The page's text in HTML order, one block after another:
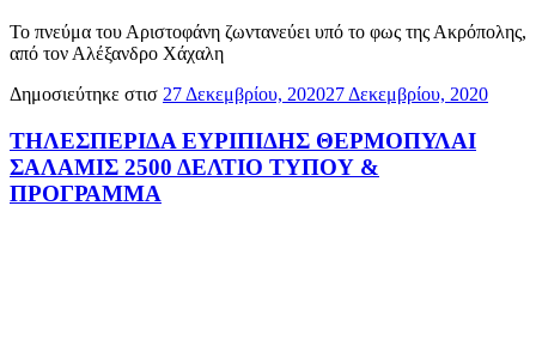
Το πνεύμα του Αριστοφάνη ζωντανεύει υπό το φως της Ακρόπολης,
από τον Αλέξανδρο Χάχαλη
Δημοσιεύτηκε στισ 27 Δεκεμβρίου, 202027 Δεκεμβρίου, 2020
ΤΗΛΕΣΠΕΡΙΔΑ ΕΥΡΙΠΙΔΗΣ ΘΕΡΜΟΠΥΛΑΙ
ΣΑΛΑΜΙΣ 2500 ΔΕΛΤΙΟ ΤΥΠΟΥ &
ΠΡΟΓΡΑΜΜΑ